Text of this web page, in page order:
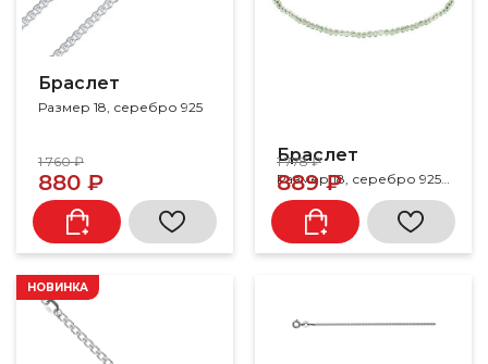
Браслет
Размер 18, серебро 925
1 760 ₽
880 ₽
Браслет
Размер 18, серебро 925, фианит
1 778 ₽
889 ₽
НОВИНКА